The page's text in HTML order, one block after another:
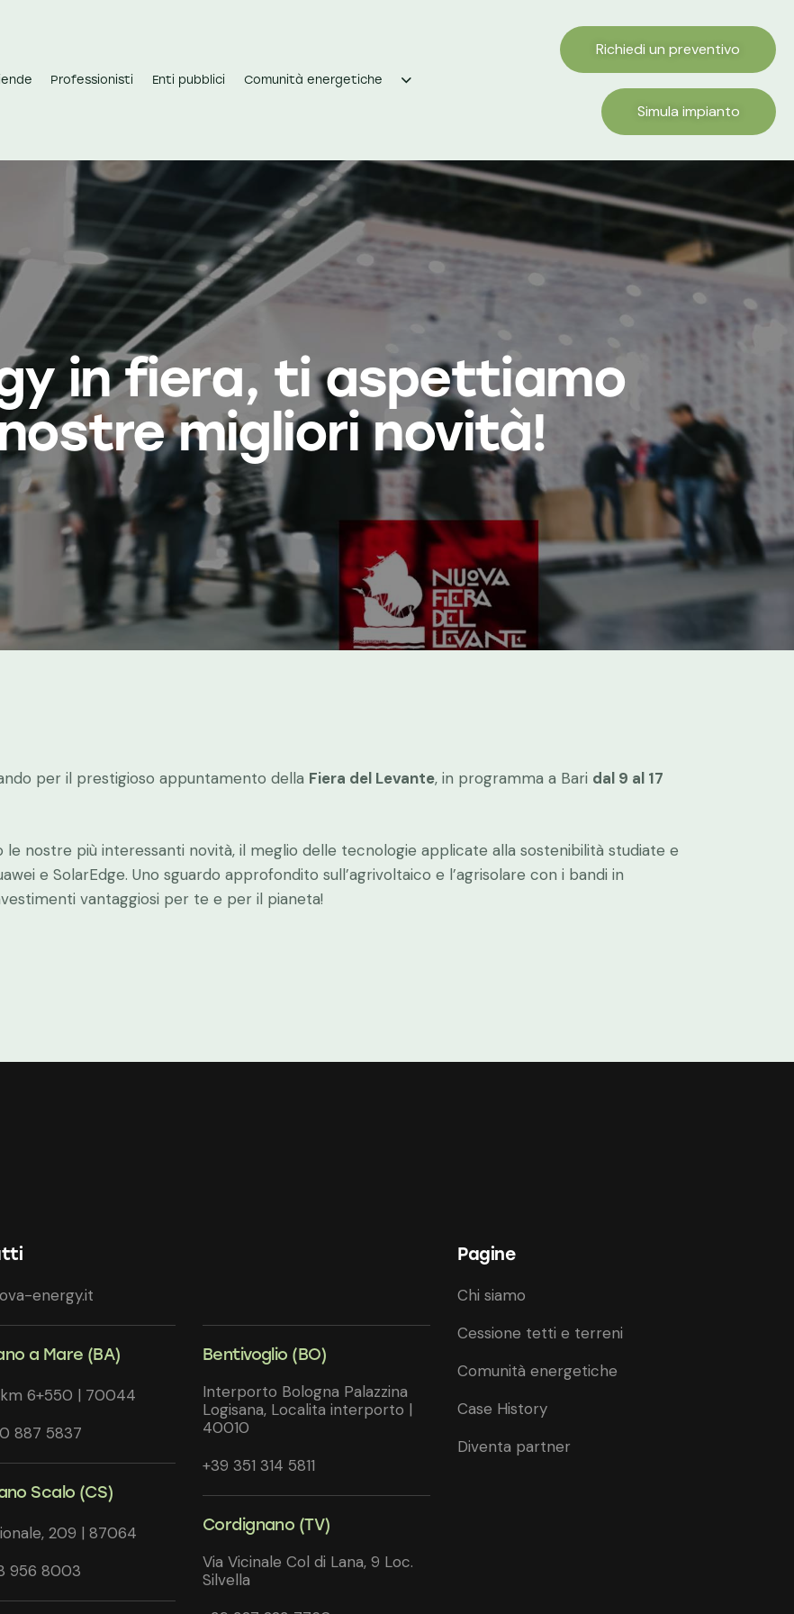
Professionisti Enti pubblici Comunità energetiche
Richiedi un preventivo
Simula impianto
in fiera, ti aspettiamo
migliori novità!
per il prestigioso appuntamento della Fiera del Levante, in programma a Bari dal 9 al 17
le nostre più interessanti novità, il meglio delle tecnologie applicate alla sostenibilità studiate e
e SolarEdge. Uno sguardo approfondito sull’agrivoltaico e l’agrisolare con i bandi in
vantaggiosi per te e per il pianeta!
energy.it
a Mare (BA)
km 6+550 | 70044
887 5837
Scalo (CS)
209 | 87064
956 8003
Bentivoglio (BO)
Interporto Bologna Palazzina
Logisana, Localita interporto |
40010
+39 351 314 5811
Cordignano (TV)
Via Vicinale Col di Lana, 9 Loc.
Silvella
Pagine
Chi siamo
Cessione tetti e terreni
Comunità energetiche
Case History
Diventa partner